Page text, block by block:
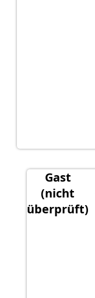
Gast
(nicht
überprüft)